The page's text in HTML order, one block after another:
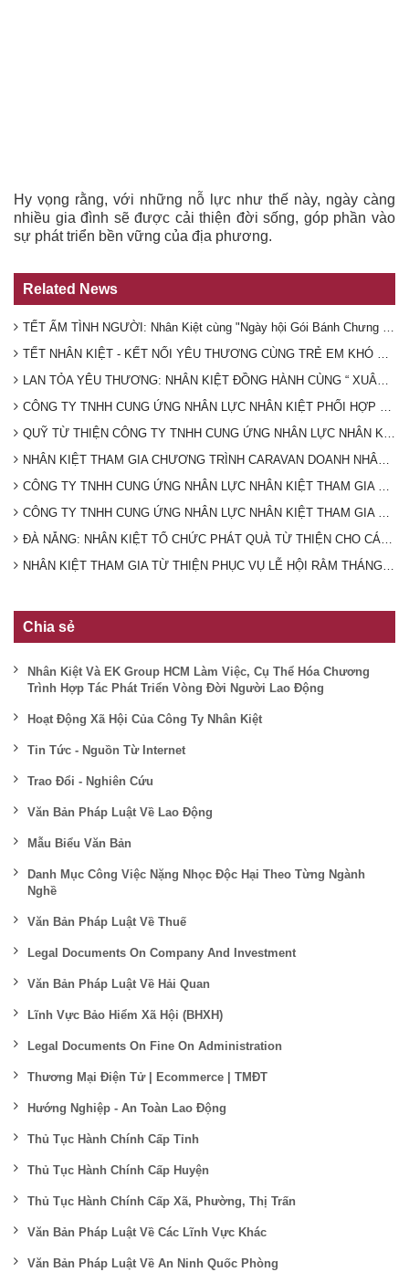
Hy vọng rằng, với những nỗ lực như thế này, ngày càng
nhiều gia đình sẽ được cải thiện đời sống, góp phần vào
sự phát triển bền vững của địa phương.
Related News
TẾT ẤM TÌNH NGƯỜI: Nhân Kiệt cùng "Ngày hội Gói Bánh Chưng Xuân 2025" mang Tết ấm đến người lao động xa quê!
TẾT NHÂN KIỆT - KẾT NỐI YÊU THƯƠNG CÙNG TRẺ EM KHÓ KHĂN XUÂN 2025 TỈNH BÌNH DƯƠNG
LAN TỎA YÊU THƯƠNG: NHÂN KIỆT ĐỒNG HÀNH CÙNG “ XUÂN TÌNH NGUYỆN” NĂM 2025 TẠI THỊ XÃ BÌNH LONG TỈNH BÌNH PHƯỚC
CÔNG TY TNHH CUNG ỨNG NHÂN LỰC NHÂN KIỆT PHỐI HỢP CÙNG UBND VÀ HỘI CHỮ THẬP ĐỎ PHƯỜNG HƯNG CHIẾN TÀI TRỢ XÂY NHÀ CHO GIA ĐÌNH CÓ HOÀN CẢNH KHÓ KHĂN
QUỸ TỪ THIỆN CÔNG TY TNHH CUNG ỨNG NHÂN LỰC NHÂN KIỆT PHỐI HỢP CÙNG HỘI CHỮ THẬP ĐỎ XÃ TÂN QUAN GIÚP ĐỠ HOÀN CẢNH KHÓ KHĂN TRÊN ĐỊA BÀN
NHÂN KIỆT THAM GIA CHƯƠNG TRÌNH CARAVAN DOANH NHÂN TRẺ NAM BỘ- NGHĨA TÌNH ĐẤT MŨI CÀ MAU
CÔNG TY TNHH CUNG ỨNG NHÂN LỰC NHÂN KIỆT THAM GIA CHƯƠNG TRÌNH HIẾN MÁU TÌNH NGUYỆN DO BAN THANH NIÊN CÔNG AN TỈNH BÌNH DƯƠNG TỔ CHỨC
CÔNG TY TNHH CUNG ỨNG NHÂN LỰC NHÂN KIỆT THAM GIA LỄ PHÁT ĐỘNG HƯỞNG ỨNG NGÀY CHẠY OLYMPIC VÌ SỨC KHOẺ TOÀN DÂN TRÊN ĐỊA BÀN PHƯỜNG PHÚ MỸ NĂM 2024
ĐÀ NẴNG: NHÂN KIỆT TỔ CHỨC PHÁT QUÀ TỪ THIỆN CHO CÁC HOÀN CẢNH KHÓ KHĂN
NHÂN KIỆT THAM GIA TỪ THIỆN PHỤC VỤ LỄ HỘI RẰM THÁNG GIÊNG TẠI CHÙA BÀ THIÊN HẬU- BÌNH DƯƠNG 2024
Chia sẻ
Nhân Kiệt Và EK Group HCM Làm Việc, Cụ Thể Hóa Chương
Trình Hợp Tác Phát Triển Vòng Đời Người Lao Động
Hoạt Động Xã Hội Của Công Ty Nhân Kiệt
Tin Tức - Nguồn Từ Internet
Trao Đổi - Nghiên Cứu
Văn Bản Pháp Luật Về Lao Động
Mẫu Biểu Văn Bản
Danh Mục Công Việc Nặng Nhọc Độc Hại Theo Từng Ngành
Nghề
Văn Bản Pháp Luật Về Thuế
Legal Documents On Company And Investment
Văn Bản Pháp Luật Về Hải Quan
Lĩnh Vực Bảo Hiểm Xã Hội (BHXH)
Legal Documents On Fine On Administration
Thương Mại Điện Tử | Ecommerce | TMĐT
Hướng Nghiệp - An Toàn Lao Động
Thủ Tục Hành Chính Cấp Tỉnh
Thủ Tục Hành Chính Cấp Huyện
Thủ Tục Hành Chính Cấp Xã, Phường, Thị Trấn
Văn Bản Pháp Luật Về Các Lĩnh Vực Khác
Văn Bản Pháp Luật Về An Ninh Quốc Phòng